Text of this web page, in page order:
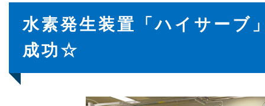
水素発生装置「ハイサーブ
成功☆